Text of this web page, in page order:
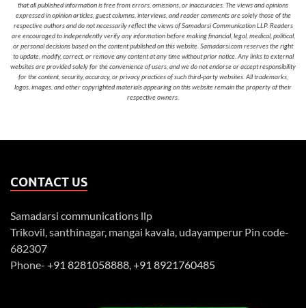
that all published information is free from errors, omissions, or inaccuracies. The views and opinions
expressed in opinion articles, guest columns, interviews, and reader comments are solely those of the
respective authors and do not necessarily reflect the views of Samadarsi Communication LLP. Readers
are encouraged to independently verify any information before making financial, legal, medical, political,
or personal decisions based on the content published on this website. Samadarsi.com reserves the right
to update, modify, correct, or remove any content at any time without prior notice. Any links to external
websites are provided solely for the convenience of users, and we do not endorse or accept responsibility
for the content, security, accuracy, or privacy practices of such third-party websites. All trademarks,
logos, images, and other copyrighted materials appearing on this website remain the property of their
respective owners.
CONTACT US
Samadarsi communications llp
Trikovil, santhinagar, mangai kavala, udayamperur Pin code-
682307
Phone- +91 8281058888,+91 8921760485